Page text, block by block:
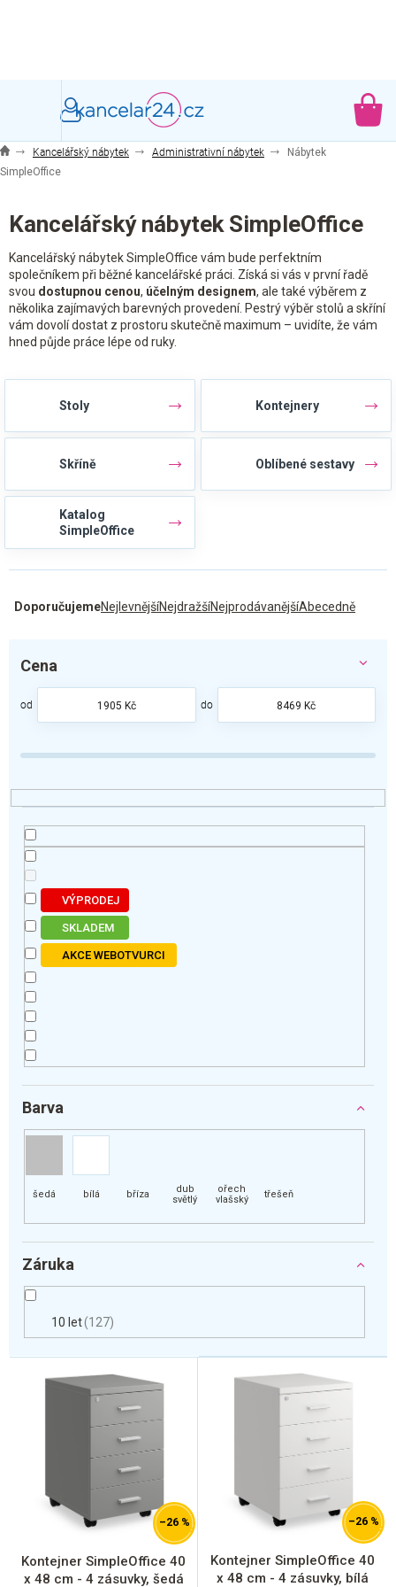
Kancelářský nábytek Administrativní nábytek
Nábytek
SimpleOffice
Kancelářský nábytek SimpleOffice
Kancelářský nábytek SimpleOffice vám bude perfektním
společníkem při běžné kancelářské práci. Získá si vás v první řadě
svou dostupnou cenou, účelným designem, ale také výběrem z
několika zajímavých barevných provedení. Pestrý výběr stolů a skříní
vám dovolí dostat z prostoru skutečně maximum – uvidíte, že vám
hned půjde práce lépe od ruky.
Stoly Kontejnery
Skříně Oblíbené sestavy
Katalog
SimpleOffice
a
n
p
o
u
k
DoporučujemeNejlevnějšíNejdražšíNejprodávanějšíAbecedně
Cena
1905 Kč 8469 Kč
VÝPRODEJ
SKLADEM
AKCE WEBOTVURCI
Barva
Záruka
10 let 127
V
–26 %
Kontejner SimpleOffice 40
x 48 cm - 4 zásuvky, šedá
–26 %
Kontejner SimpleOffice 40
x 48 cm - 4 zásuvky, bílá